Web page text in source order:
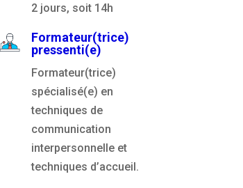
2 jours, soit 14h
Formateur(trice)
pressenti(e)
Formateur(trice)
spécialisé(e) en
techniques de
communication
interpersonnelle et
techniques d’accueil.